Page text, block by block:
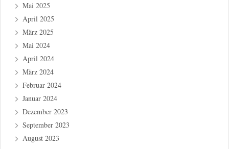
Mai 2025
April 2025
März 2025
Mai 2024
April 2024
März 2024
Februar 2024
Januar 2024
Dezember 2023
September 2023
August 2023